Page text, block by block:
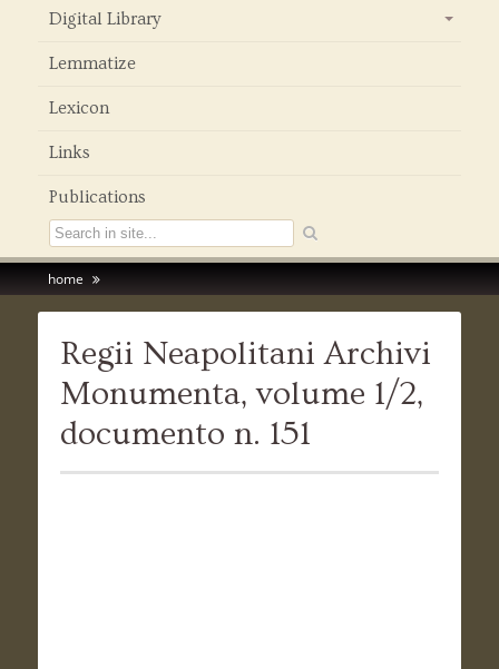
Digital Library
Lemmatize
Lexicon
Links
Publications
home
Regii Neapolitani Archivi
Monumenta, volume 1/2,
documento n. 151